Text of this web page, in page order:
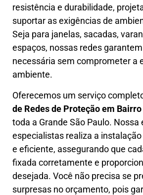
resistência e durabilidade,
suportar as exigências de
Seja para janelas, sacadas,
espaços, nossas redes
necessária sem comprometer a
ambiente.
Oferecemos um serviço
de Redes de Proteção em
toda a Grande São Paulo. Nossa
especialistas realiza a
e eficiente, assegurando que
fixada corretamente e
desejada. Você não precisa se
surpresas no orçamento, pois